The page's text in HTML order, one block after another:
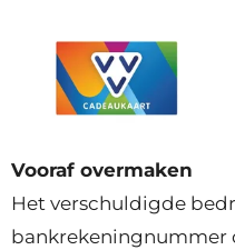
Vooraf overmaken
Het verschuldigde
bankrekeningnummer